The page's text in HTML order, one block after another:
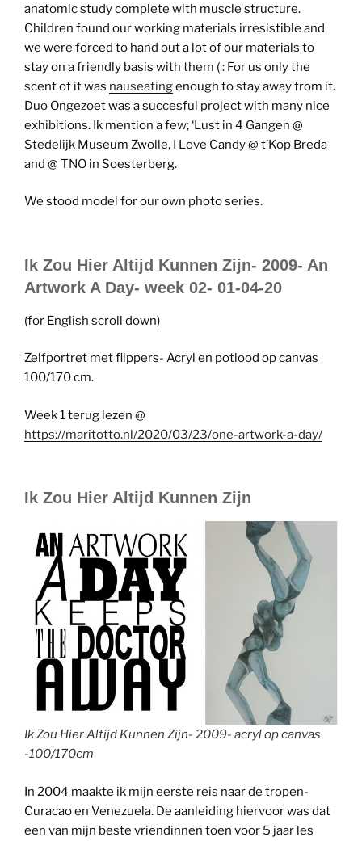
anatomic study complete with muscle structure.
Children found our working materials irresistible and
we were forced to hand out a lot of our materials to
stay on a friendly basis with them ( : For us only the
scent of it was nauseatingenough to stay away from it.
Duo Ongezoet was a succesful project with many nice
exhibitions. Ik mention a few; ‘Lust in 4 Gangen @
Stedelijk Museum Zwolle, I Love Candy @ t’Kop Breda
and @ TNO in Soesterberg.
We stood model for our own photo series.
Ik Zou Hier Altijd Kunnen Zijn- 2009- An
Artwork A Day- week 02- 01-04-20
(for English scroll down)
Zelfportret met flippers- Acryl en potlood op canvas
100/170 cm.
Week 1 terug lezen @
https://maritotto.nl/2020/03/23/one-artwork-a-day/
Ik Zou Hier Altijd Kunnen Zijn
Ik Zou Hier Altijd Kunnen Zijn- 2009- acryl op canvas
-100/170cm
In 2004 maakte ik mijn eerste reis naar de tropen-
Curacao en Venezuela. De aanleiding hiervoor was dat
een van mijn beste vriendinnen toen voor 5 jaar les